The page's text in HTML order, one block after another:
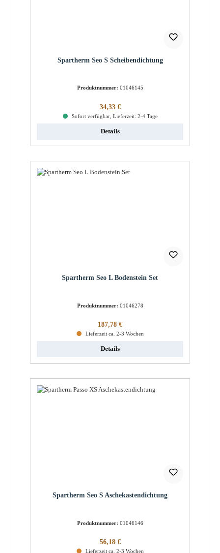
Spartherm Seo S Scheibendichtung
Produktnummer: 01046145
Regulärer Preis:
34,33 €
Sofort verfügbar, Lieferzeit: 2-4 Tage
Details
Spartherm Seo L Bodenstein Set
Produktnummer: 01046278
Regulärer Preis:
187,78 €
Lieferzeit ca. 2-3 Wochen
Details
Spartherm Seo S Aschekastendichtung
Produktnummer: 01046146
Regulärer Preis:
56,18 €
Lieferzeit ca. 2-3 Wochen